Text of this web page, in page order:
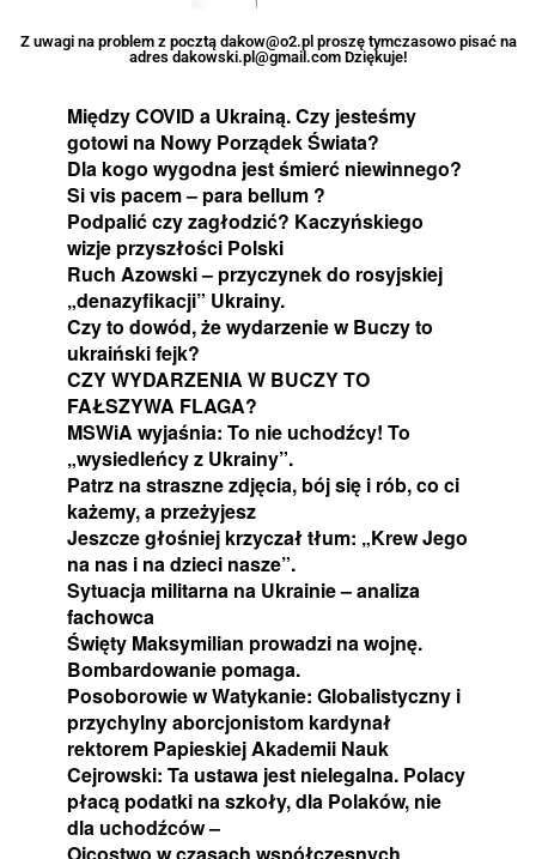
Z uwagi na problem z pocztą dakow@o2.pl proszę tymczasowo pisać na
adres dakowski.pl@gmail.com Dziękuje!
Między COVID a Ukrainą. Czy jesteśmy
gotowi na Nowy Porządek Świata?
Dla kogo wygodna jest śmierć niewinnego?
Si vis pacem – para bellum ?
Podpalić czy zagłodzić? Kaczyńskiego
wizje przyszłości Polski
Ruch Azowski – przyczynek do rosyjskiej
„denazyfikacji” Ukrainy.
Czy to dowód, że wydarzenie w Buczy to
ukraiński fejk?
CZY WYDARZENIA W BUCZY TO
FAŁSZYWA FLAGA?
MSWiA wyjaśnia: To nie uchodźcy! To
„wysiedleńcy z Ukrainy”.
Patrz na straszne zdjęcia, bój się i rób, co ci
każemy, a przeżyjesz
Jeszcze głośniej krzyczał tłum: „Krew Jego
na nas i na dzieci nasze”.
Sytuacja militarna na Ukrainie – analiza
fachowca
Święty Maksymilian prowadzi na wojnę.
Bombardowanie pomaga.
Posoborowie w Watykanie: Globalistyczny i
przychylny aborcjonistom kardynał
rektorem Papieskiej Akademii Nauk
Cejrowski: Ta ustawa jest nielegalna. Polacy
płacą podatki na szkoły, dla Polaków, nie
dla uchodźców –